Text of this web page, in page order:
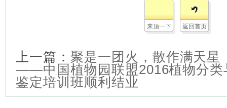
来顶一下 返回首页
上一篇： 聚是一团火，散作满天星
——中国植物园联盟2016植物分类
鉴定培训班顺利结业